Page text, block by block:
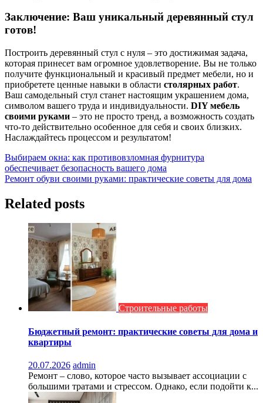
Заключение: Ваш уникальный деревянный стул
готов!
Построить деревянный стул с нуля – это достижимая задача,
которая принесет вам огромное удовлетворение. Вы не только
получите функциональный и красивый предмет мебели, но и
приобретете ценные навыки в области столярных работ.
Ваш самодельный стул станет настоящим украшением дома,
символом вашего труда и индивидуальности. DIY мебель
своими руками – это не просто тренд, а возможность создать
что-то действительно особенное для себя и своих близких.
Наслаждайтесь процессом и результатом!
Навигация
по
Выбираем окна: как противовзломная фурнитура
обеспечивает безопасность вашего дома
Ремонт обуви своими руками: практические советы для дома
Related posts
Строительные работы
Бюджетный ремонт: практические советы для дома и
квартиры
20.07.2026 admin
Ремонт – слово, которое часто вызывает ассоциации с
большими тратами и стрессом. Однако, если подойти к...